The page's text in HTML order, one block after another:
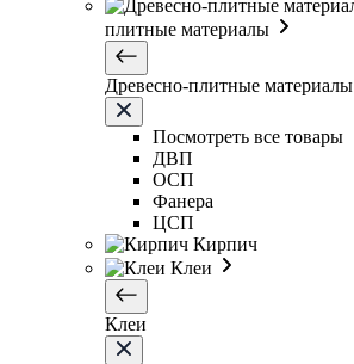
плитные материалы
Древесно-плитные материалы
Посмотреть все товары
ДВП
ОСП
Фанера
ЦСП
Кирпич
Клеи
Клеи